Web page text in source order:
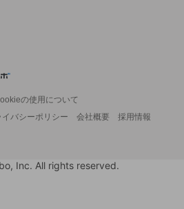
の使用について
イバシーポリシー 会社概要
採用情報
Inc. All rights reserved.